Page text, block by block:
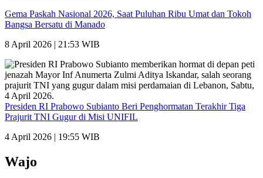
Gema Paskah Nasional 2026, Saat Puluhan Ribu Umat dan Tokoh
Bangsa Bersatu di Manado
8 April 2026 | 21:53 WIB
Presiden RI Prabowo Subianto Beri Penghormatan Terakhir Tiga
Prajurit TNI Gugur di Misi UNIFIL
4 April 2026 | 19:55 WIB
Wajo